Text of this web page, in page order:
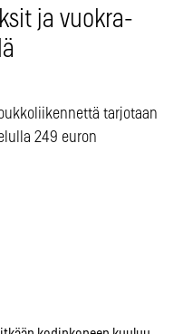
ja vuokra-
tarjotaan
249 euron